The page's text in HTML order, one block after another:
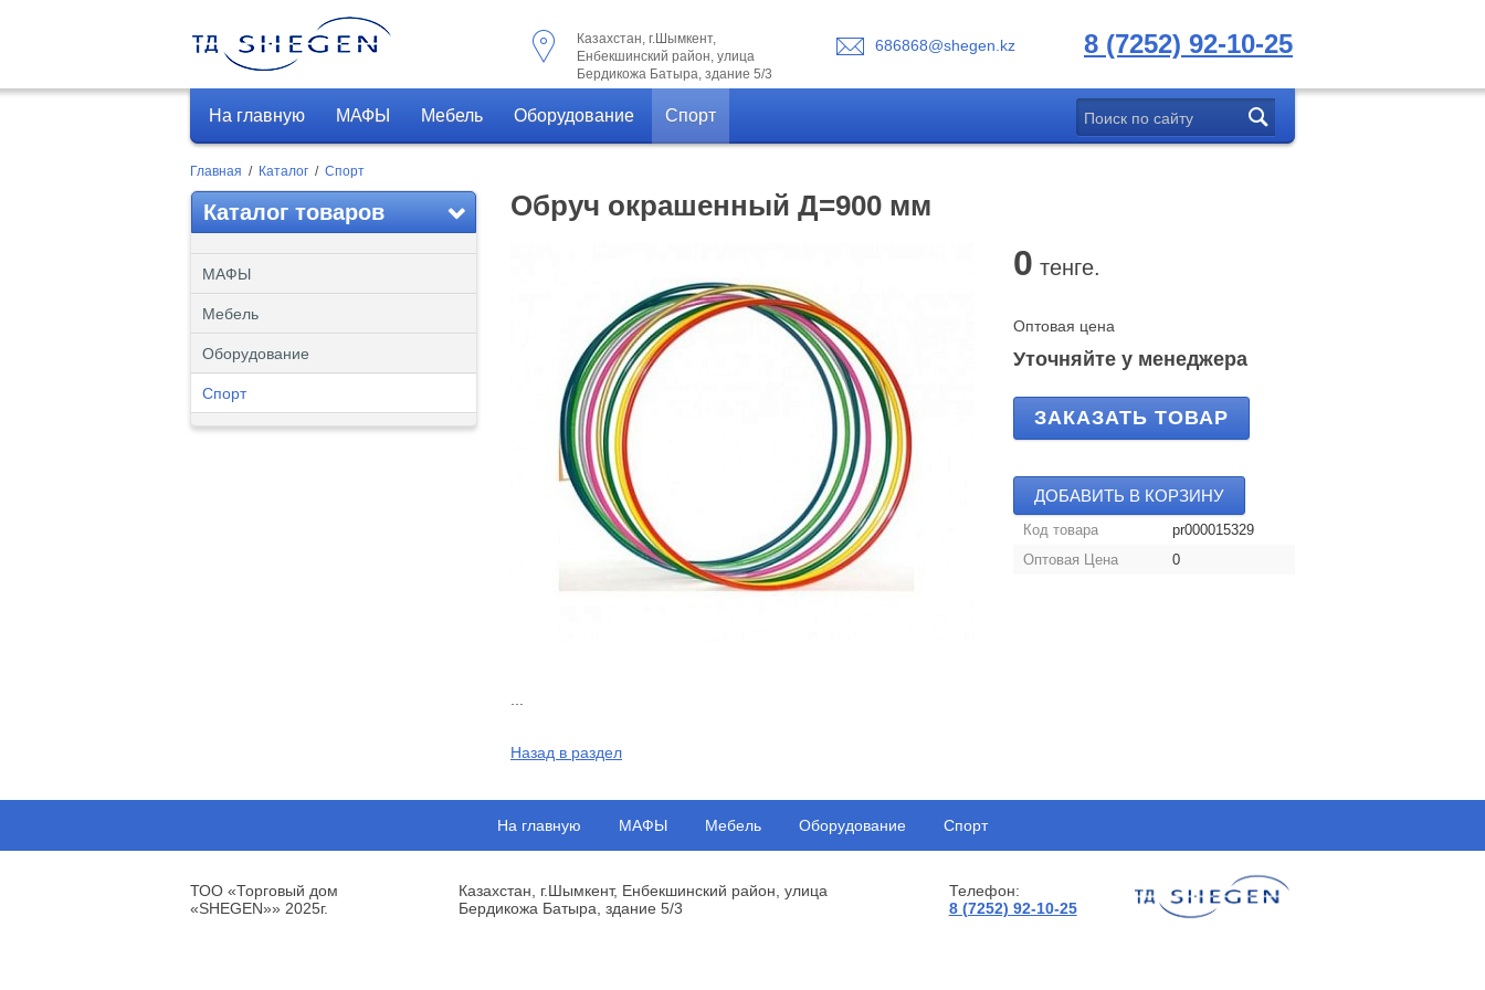
Казахстан, г.Шымкент,
Енбекшинский район, улица
Бердикожа Батыра, здание 5/3
686868@shegen.kz 8 (7252) 92-10-25
На главную МАФЫ Мебель Оборудование Спорт
Главная / Каталог / Спорт
Каталог товаров
МАФЫ
Мебель
Оборудование
Спорт
Обруч окрашенный Д=900 мм
0 тенге.
Оптовая цена
Уточняйте у менеджера
ЗАКАЗАТЬ ТОВАР
ДОБАВИТЬ В КОРЗИНУ
Код товара
pr000015329
Оптовая Цена
0
Назад в раздел
На главную МАФЫ Мебель Оборудование Спорт
ТОО «Торговый дом
«SHEGEN»» 2025г.
Казахстан, г.Шымкент, Енбекшинский район, улица
Бердикожа Батыра, здание 5/3
Телефон:
8 (7252) 92-10-25